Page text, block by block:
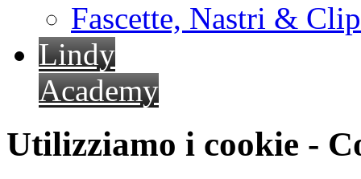
Fascette, Nastri &
Lindy
Academy
Utilizziamo i cookie -